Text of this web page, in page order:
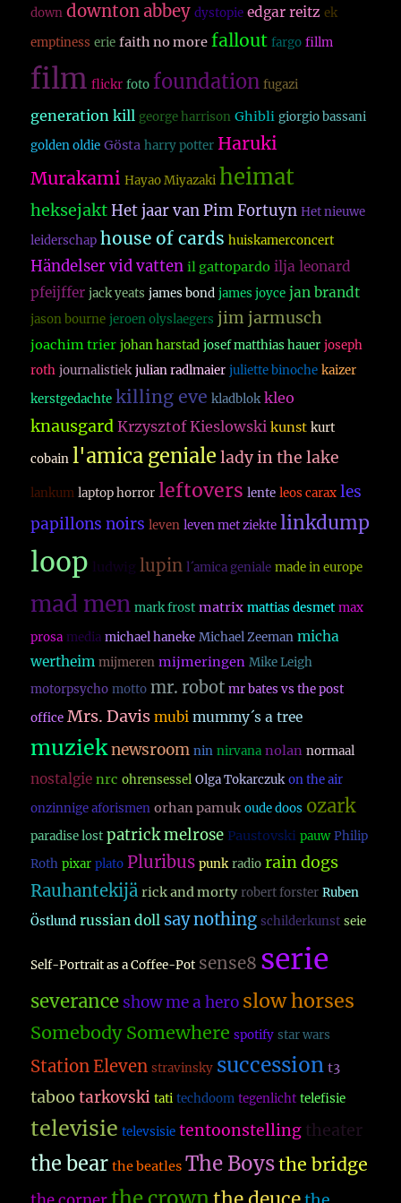
down downton abbey dystopie edgar reitz ek
emptiness erie faith no more fallout fargo fillm
film flickr foto foundation fugazi
generation kill george harrison Ghibli giorgio bassani
golden oldie Gösta harry potter Haruki
Murakami Hayao Miyazaki heimat
heksejakt Het jaar van Pim Fortuyn Het nieuwe
leiderschap house of cards huiskamerconcert
Händelser vid vatten il gattopardo ilja leonard
pfeijffer jack yeats james bond james joyce jan brandt
jason bourne jeroen olyslaegers jim jarmusch
joachim trier johan harstad josef matthias hauer joseph
roth journalistiek julian radlmaier juliette binoche kaizer
kerstgedachte killing eve kladblok kleo
knausgard Krzysztof Kieslowski kunst kurt
cobain l'amica geniale lady in the lake
lankum laptop horror leftovers lente leos carax les
papillons noirs leven leven met ziekte linkdump
loop ludwig lupin l´amica geniale made in europe
mad men mark frost matrix mattias desmet max
prosa media michael haneke Michael Zeeman micha
wertheim mijmeren mijmeringen Mike Leigh
motorpsycho motto mr. robot mr bates vs the post
office Mrs. Davis mubi mummy´s a tree
muzieknewsroom nin nirvana nolan normaal
nostalgie nrc ohrensessel Olga Tokarczuk on the air
onzinnige aforismen orhan pamuk oude doos ozark
paradise lost patrick melrose Paustovski pauw Philip
Roth pixar plato Pluribus punk radio rain dogs
Rauhantekijä rick and morty robert forster Ruben
Östlund russian doll say nothing schilderkunst seie
Self-Portrait as a Coffee-Pot sense8 serie
severance show me a hero slow horses
Somebody Somewhere spotify star wars
Station Eleven stravinsky succession t3
taboo tarkovski tati techdoom tegenlicht telefisie
televisie televsisie tentoonstelling theater
the bear the beatles The Boysthe bridge